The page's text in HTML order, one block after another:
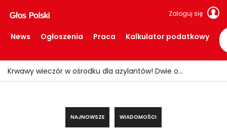
Zaloguj się
News Ogłoszenia Praca Kalkulator podatkowy
Polacy w Holandii mogą dostać setki euro na dzieci! Wiele rodzin nie zna tych świadczeń
NAJNOWSZE WIADOMOŚCI